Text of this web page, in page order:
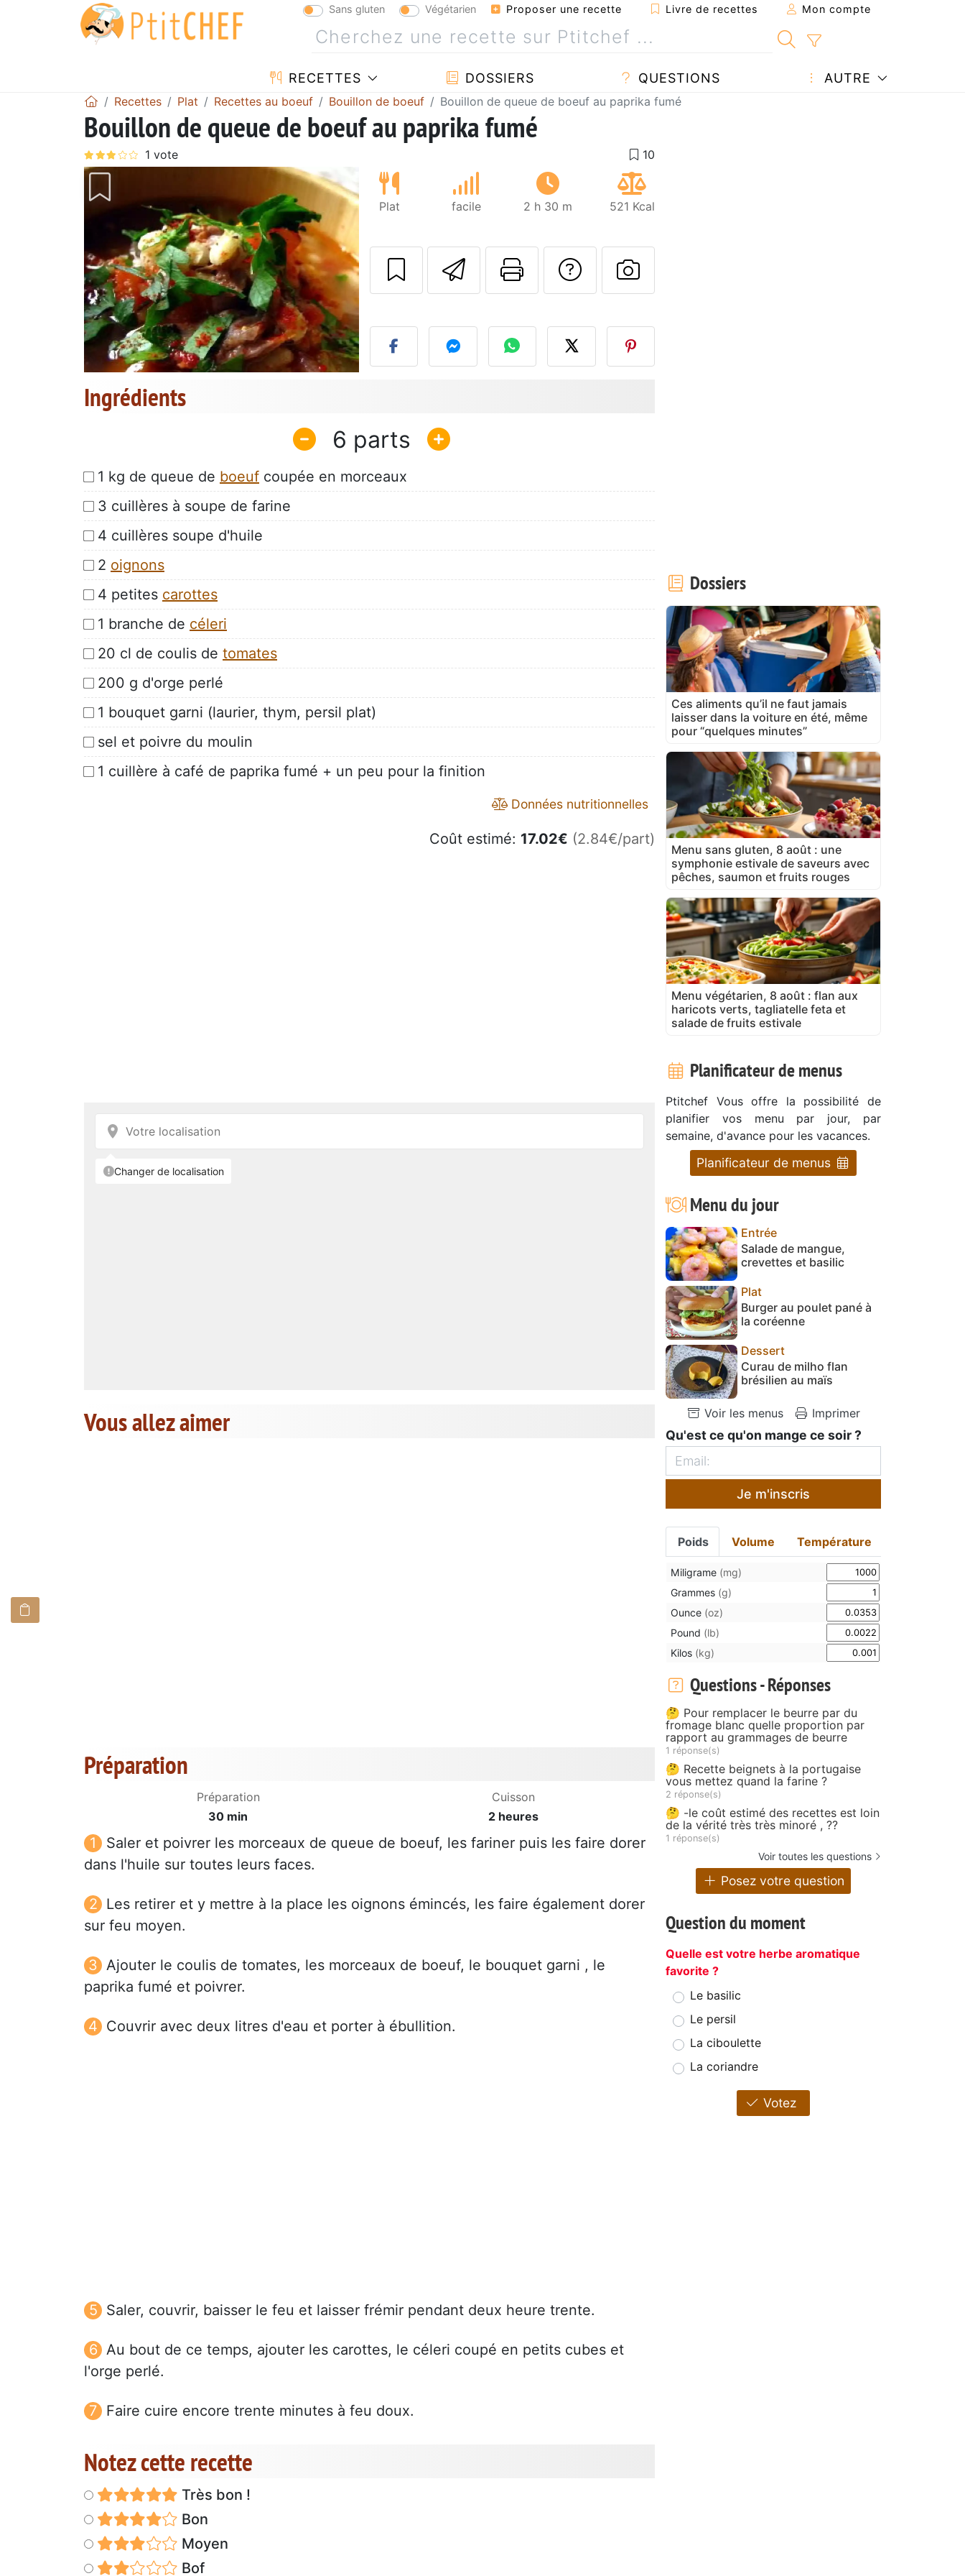
Sans gluten Végétarien Proposer une recette Livre de recettes Mon compte
RECETTES DOSSIERS QUESTIONS AUTRE
Recettes Plat Recettes au boeuf Bouillon de boeuf Bouillon de queue de boeuf au paprika fumé
Bouillon de queue de boeuf au paprika fumé
Plat facile 2 h 30 m 521 Kcal
Envoyer cette recette à un ami
Imprimer cette page
Poser une question à l'auteur
Publier votre photo de cette
Ingrédients
6
1 kg de queue de boeuf coupée en morceaux
3 cuillères à soupe de farine
4 cuillères soupe d'huile
2 oignons
4 petites carottes
1 branche de céleri
20 cl de coulis de tomates
200 g d'orge perlé
1 bouquet garni (laurier, thym, persil plat)
sel et poivre du moulin
1 cuillère à café de paprika fumé + un peu pour la finition
Données nutritionnelles
Coût estimé: 17.02€ (2.84€/part)
Vous allez aimer
Préparation
Préparation
30 min
Cuisson
2 heures
Saler et poivrer les morceaux de queue de boeuf, les fariner puis les faire dorer
dans l'huile sur toutes leurs faces.
Les retirer et y mettre à la place les oignons émincés, les faire également dorer
sur feu moyen.
Ajouter le coulis de tomates, les morceaux de boeuf, le bouquet garni , le
paprika fumé et poivrer.
Couvrir avec deux litres d'eau et porter à ébullition.
Saler, couvrir, baisser le feu et laisser frémir pendant deux heure trente.
Au bout de ce temps, ajouter les carottes, le céleri coupé en petits cubes et
l'orge perlé.
Faire cuire encore trente minutes à feu doux.
Notez cette recette
Très bon !
Bon
Moyen
Bof
Dossiers
Ces aliments qu’il ne faut jamais
laisser dans la voiture en été, même
pour “quelques minutes”
Menu sans gluten, 8 août : une
symphonie estivale de saveurs avec
pêches, saumon et fruits rouges
Menu végétarien, 8 août : flan aux
haricots verts, tagliatelle feta et
salade de fruits estivale
Planificateur de menus
Ptitchef Vous offre la possibilité de
planifier vos menu par jour, par
semaine, d'avance pour les vacances.
Planificateur de menus
Menu du jour
Entrée
Salade de mangue,
crevettes et basilic
Plat
Burger au poulet pané à
la coréenne
Dessert
Curau de milho flan
brésilien au maïs
Voir les menus Imprimer
Qu'est ce qu'on mange ce soir ?
Je m'inscris
Poids Volume Température
Miligrame (mg)
Grammes (g)
Ounce (oz)
Pound (lb)
Kilos (kg)
Questions - Réponses
🤔 Pour remplacer le beurre par du
fromage blanc quelle proportion par
rapport au grammages de beurre
1 réponse(s)
🤔 Recette beignets à la portugaise
vous mettez quand la farine ?
2 réponse(s)
🤔 -le coût estimé des recettes est loin
de la vérité très très minoré , ??
1 réponse(s)
Voir toutes les questions
Posez votre question
Question du moment
Quelle est votre herbe aromatique
favorite ?
Le basilic
Le persil
La ciboulette
La coriandre
Votez